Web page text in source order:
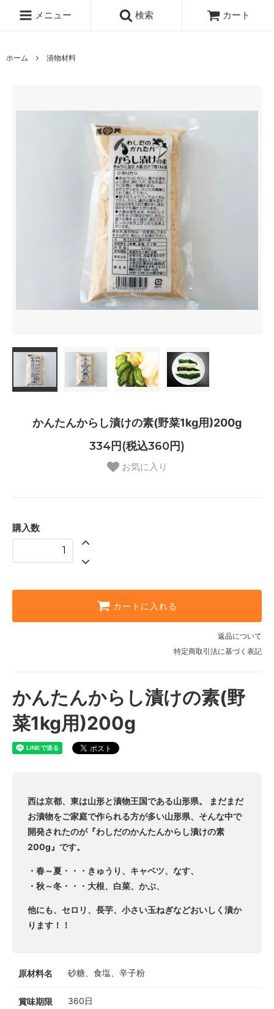
メニュー 検索 カート
ホーム 漬物材料
かんたんからし漬けの素(野菜1kg用)200g
334円(税込360円)
お気に入り
購入数
カートに入れる
返品について
特定商取引法に基づく表記
かんたんからし漬けの素(野
菜1kg用)200g
西は京都、東は山形と漬物王国である山形県。 まだまだ
お漬物をご家庭で作られる方が多い山形県、そんな中で
開発されたのが『わしだのかんたんからし漬けの素
200g』です。
・春～夏・・・きゅうり、キャベツ、なす、
・秋～冬・・・大根、白菜、かぶ、
他にも、セロリ、長芋、小さい玉ねぎなどおいしく漬か
ります！！
原材料名 砂糖、食塩、辛子粉
賞味期限 360日